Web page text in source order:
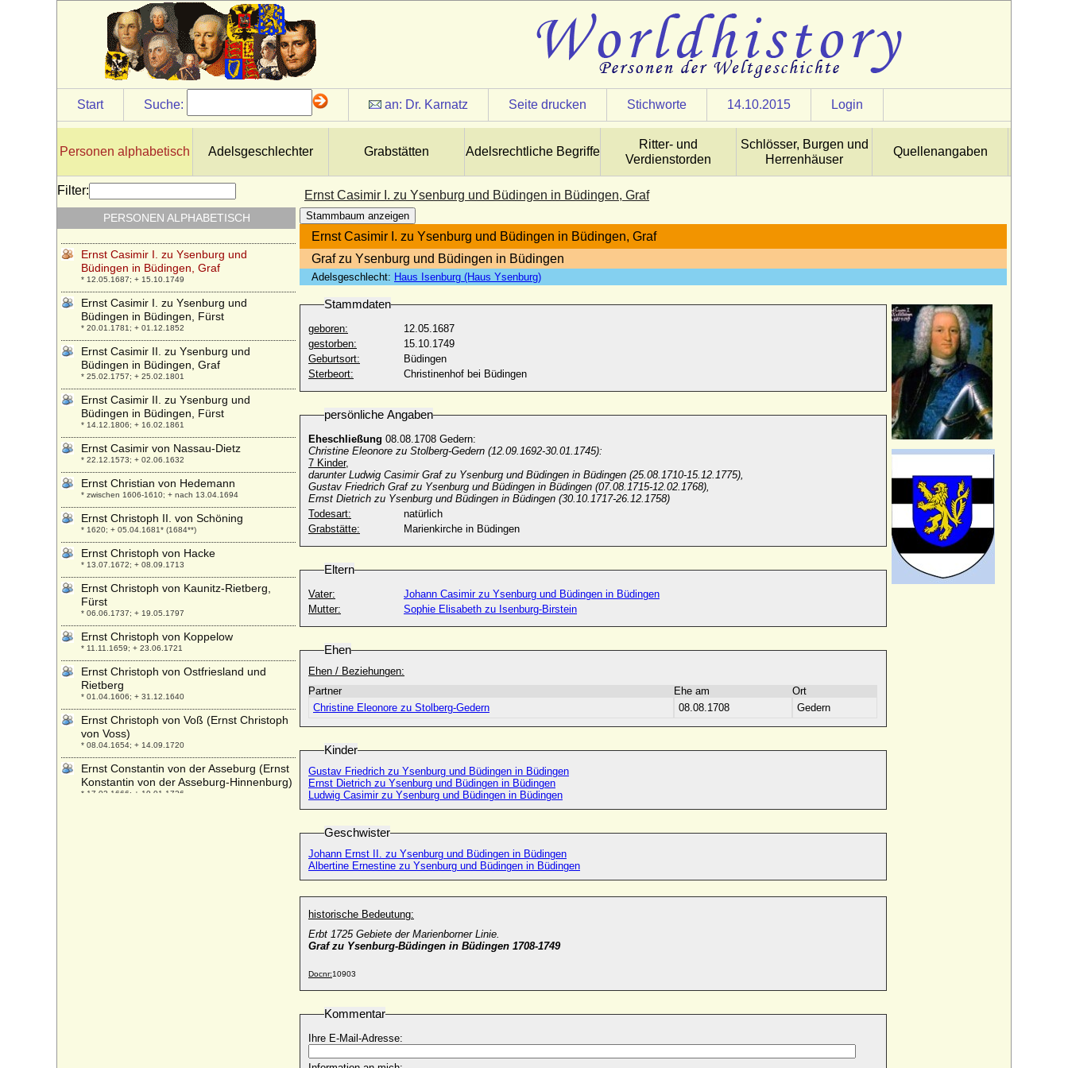
Start Suche: an: Dr. Karnatz Seite drucken Stichworte 14.10.2015 Login
Personen alphabetisch Adelsgeschlechter Grabstätten Adelsrechtliche Begriffe
Ritter- und
Verdienstorden
Schlösser, Burgen und
Herrenhäuser
Quellenangaben
Ernst Casimir I. zu Ysenburg und Büdingen in Büdingen, Graf
Stammbaum anzeigen
Ernst Casimir I. zu Ysenburg und Büdingen in Büdingen, Graf
Graf zu Ysenburg und Büdingen in Büdingen
Adelsgeschlecht: Haus Isenburg (Haus Ysenburg)
Stammdaten
geboren:
12.05.1687
gestorben:
15.10.1749
Geburtsort:
Büdingen
Sterbeort:
Christinenhof bei Büdingen
persönliche Angaben
Eheschließung 08.08.1708 Gedern:
Christine Eleonore zu Stolberg-Gedern (12.09.1692-30.01.1745):
7 Kinder,
darunter Ludwig Casimir Graf zu Ysenburg und Büdingen in Büdingen (25.08.1710-15.12.1775),
Gustav Friedrich Graf zu Ysenburg und Büdingen in Büdingen (07.08.1715-12.02.1768),
Ernst Dietrich zu Ysenburg und Büdingen in Büdingen (30.10.1717-26.12.1758)
Todesart:
natürlich
Grabstätte:
Marienkirche in Büdingen
Eltern
Vater:
Johann Casimir zu Ysenburg und Büdingen in Büdingen
Mutter:
Sophie Elisabeth zu Isenburg-Birstein
Ehen
Ehen / Beziehungen:
Partner
Ehe am
Ort
Christine Eleonore zu Stolberg-Gedern
08.08.1708 Gedern
Kinder
Gustav Friedrich zu Ysenburg und Büdingen in Büdingen
Ernst Dietrich zu Ysenburg und Büdingen in Büdingen
Ludwig Casimir zu Ysenburg und Büdingen in Büdingen
Geschwister
Johann Ernst II. zu Ysenburg und Büdingen in Büdingen
Albertine Ernestine zu Ysenburg und Büdingen in Büdingen
historische Bedeutung:
Erbt 1725 Gebiete der Marienborner Linie.
Graf zu Ysenburg-Büdingen in Büdingen 1708-1749
Docnr:10903
Kommentar
Ihre E-Mail-Adresse:
Filter:
PERSONEN ALPHABETISCH
Ernst August von Platen-Hallermund,
Reichsgraf
* 03.08.1674; + 20.09.1726
Ernst Benno von Wartenberg, Graf
* 13.02.1604; + 08.03.1666
Ernst Bogislaus von Flemming, Reichsgraf
Staatsminister
* 24.12.1674; + 04.12.1726
Ernst Bogislaw von Croÿ
* 26.08.1620; + 06.02.1684
Ernst Bogislaw von Podewils
* 24.09.1651; + 04.03.1718
Ernst Casimir I. zu Ysenburg und
Büdingen in Büdingen, Graf
* 12.05.1687; + 15.10.1749
Ernst Casimir I. zu Ysenburg und
Büdingen in Büdingen, Fürst
* 20.01.1781; + 01.12.1852
Ernst Casimir II. zu Ysenburg und
Büdingen in Büdingen, Graf
* 25.02.1757; + 25.02.1801
Ernst Casimir II. zu Ysenburg und
Büdingen in Büdingen, Fürst
* 14.12.1806; + 16.02.1861
Ernst Casimir von Nassau-Dietz
* 22.12.1573; + 02.06.1632
Ernst Christian von Hedemann
* zwischen 1606-1610; + nach 13.04.1694
Ernst Christoph II. von Schöning
* 1620; + 05.04.1681* (1684**)
Ernst Christoph von Hacke
* 13.07.1672; + 08.09.1713
Ernst Christoph von Kaunitz-Rietberg,
Fürst
* 06.06.1737; + 19.05.1797
Ernst Christoph von Koppelow
* 11.11.1659; + 23.06.1721
Ernst Christoph von Ostfriesland und
Rietberg
* 01.04.1606; + 31.12.1640
Ernst Christoph von Voß (Ernst Christoph
von Voss)
* 08.04.1654; + 14.09.1720
Ernst Constantin von der Asseburg (Ernst
Konstantin von der Asseburg-Hinnenburg)
* 17.02.1666; + 19.01.1726